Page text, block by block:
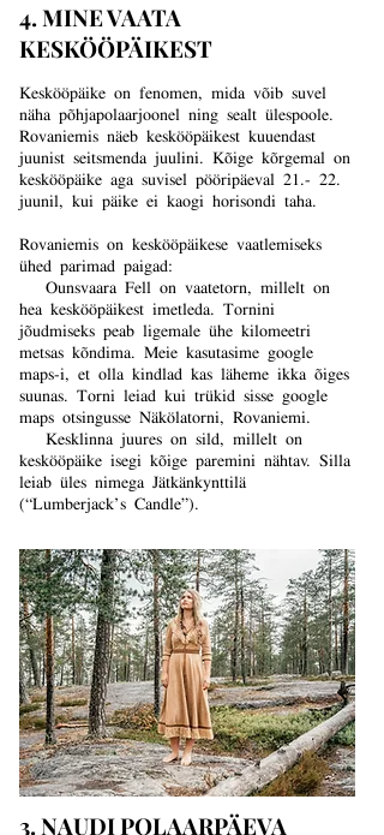
4. MINE VAATA
KESKÖÖPÄIKEST
Keskööpäike on fenomen, mida võib suvel
näha põhjapolaarjoonel ning sealt ülespoole.
Rovaniemis näeb keskööpäikest kuuendast
juunist seitsmenda juulini. Kõige kõrgemal on
keskööpäike aga suvisel pööripäeval 21.- 22.
juunil, kui päike ei kaogi horisondi taha.
Rovaniemis on keskööpäikese vaatlemiseks
ühed parimad paigad:
Ounsvaara Fell on vaatetorn, millelt on
hea keskööpäikest imetleda. Tornini
jõudmiseks peab ligemale ühe kilomeetri
metsas kõndima. Meie kasutasime google
maps-i, et olla kindlad kas läheme ikka õiges
suunas. Torni leiad kui trükid sisse google
maps otsingusse Näkölatorni, Rovaniemi.
Kesklinna juures on sild, millelt on
keskööpäike isegi kõige paremini nähtav. Silla
leiab üles nimega Jätkänkynttilä
(“Lumberjack’s Candle”).
3. NAUDI POLAARPÄEVA